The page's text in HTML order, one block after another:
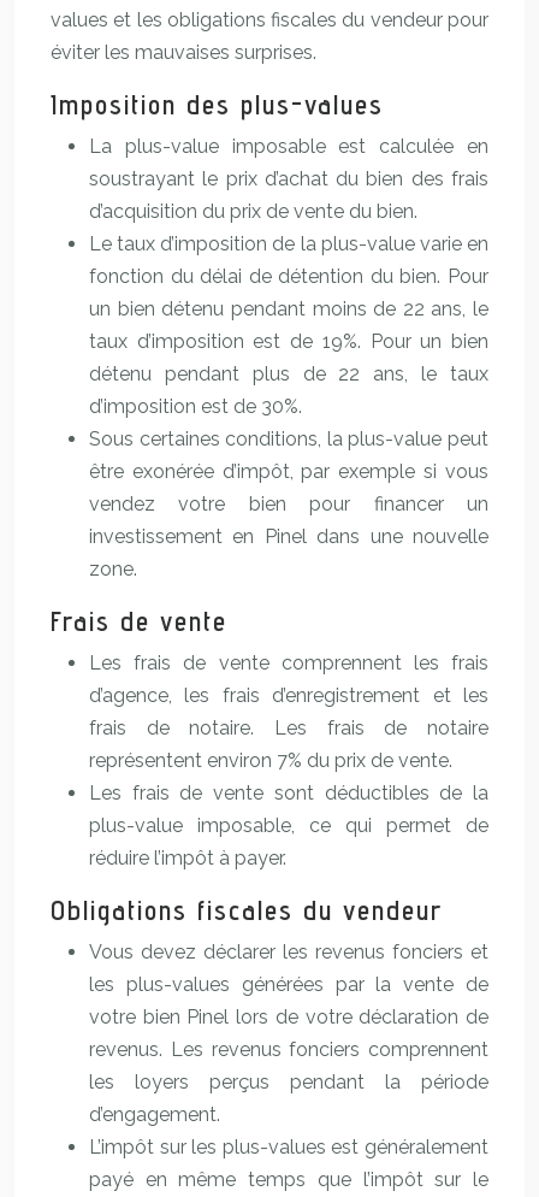
values et les obligations fiscales du vendeur pour
éviter les mauvaises surprises.
Imposition des plus-values
La plus-value imposable est calculée en
soustrayant le prix d’achat du bien des frais
d’acquisition du prix de vente du bien.
Le taux d’imposition de la plus-value varie en
fonction du délai de détention du bien. Pour
un bien détenu pendant moins de 22 ans, le
taux d’imposition est de 19%. Pour un bien
détenu pendant plus de 22 ans, le taux
d’imposition est de 30%.
Sous certaines conditions, la plus-value peut
être exonérée d’impôt, par exemple si vous
vendez votre bien pour financer un
investissement en Pinel dans une nouvelle
zone.
Frais de vente
Les frais de vente comprennent les frais
d’agence, les frais d’enregistrement et les
frais de notaire. Les frais de notaire
représentent environ 7% du prix de vente.
Les frais de vente sont déductibles de la
plus-value imposable, ce qui permet de
réduire l’impôt à payer.
Obligations fiscales du vendeur
Vous devez déclarer les revenus fonciers et
les plus-values générées par la vente de
votre bien Pinel lors de votre déclaration de
revenus. Les revenus fonciers comprennent
les loyers perçus pendant la période
d’engagement.
L’impôt sur les plus-values est généralement
payé en même temps que l’impôt sur le